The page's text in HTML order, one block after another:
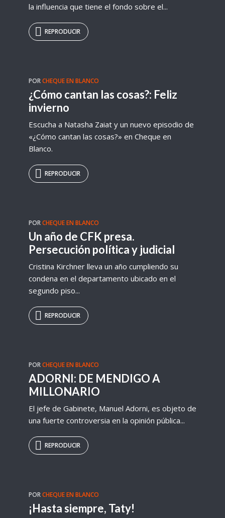
la influencia que tiene el fondo sobre el...
REPRODUCIR
PORCHEQUE EN BLANCO
¿Cómo cantan las cosas?: Feliz
invierno
Escucha a Natasha Zaiat y un nuevo episodio de
«¿Cómo cantan las cosas?» en Cheque en
Blanco.
REPRODUCIR
PORCHEQUE EN BLANCO
Un año de CFK presa.
Persecución política y judicial
Cristina Kirchner lleva un año cumpliendo su
condena en el departamento ubicado en el
segundo piso...
REPRODUCIR
PORCHEQUE EN BLANCO
ADORNI: DE MENDIGO A
MILLONARIO
El jefe de Gabinete, Manuel Adorni, es objeto de
una fuerte controversia en la opinión pública...
REPRODUCIR
PORCHEQUE EN BLANCO
¡Hasta siempre, Taty!